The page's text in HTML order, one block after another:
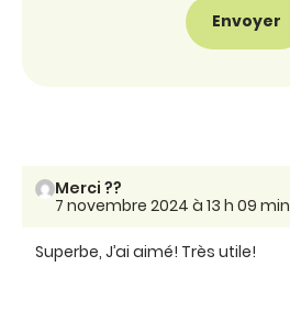
Merci ??
7 novembre 2024 à 13 h 09 min
Superbe, J’ai aimé! Très utile!